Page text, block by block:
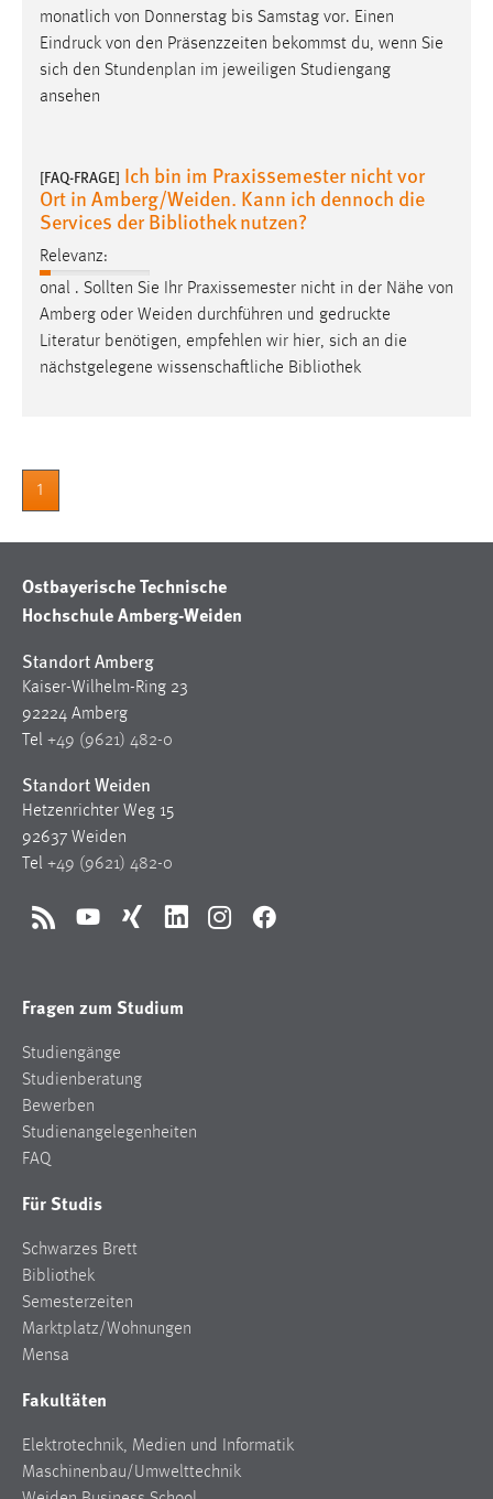
monatlich von Donnerstag bis Samstag vor. Einen
Eindruck von den Präsenzzeiten bekommst du, wenn Sie
sich den Stundenplan im jeweiligen Studiengang
ansehen
[FAQ-FRAGE] Ich bin im Praxissemester nicht vor
Ort in Amberg/Weiden. Kann ich dennoch die
Services der Bibliothek nutzen?
Relevanz:
onal . Sollten Sie Ihr Praxissemester nicht in der Nähe von
Amberg oder Weiden durchführen und gedruckte
Literatur benötigen, empfehlen wir hier, sich an die
nächstgelegene wissenschaftliche Bibliothek
1
Ostbayerische Technische
Hochschule Amberg-Weiden
Standort Amberg
Kaiser-Wilhelm-Ring 23
92224 Amberg
Tel +49 (9621) 482-0
Standort Weiden
Hetzenrichter Weg 15
92637 Weiden
Tel +49 (9621) 482-0
RSS YouTubeXing LinkedInInstagramFacebook
Fragen zum Studium
Studiengänge
Studienberatung
Bewerben
Studienangelegenheiten
FAQ
Für Studis
Schwarzes Brett
Bibliothek
Semesterzeiten
Marktplatz/Wohnungen
Mensa
Fakultäten
Elektrotechnik, Medien und Informatik
Maschinenbau/Umwelttechnik
Zweck:
Conversion-Tracking
Cookie Laufzeit:
3 Monate
Facebook Pixel
Name:
Anbieter:
Zweck:
Conversion-Tracking
Plattformen anzeigen zu können, werden von diesen
externen Medien Cookies gesetzt.
YouTube
Vimeo